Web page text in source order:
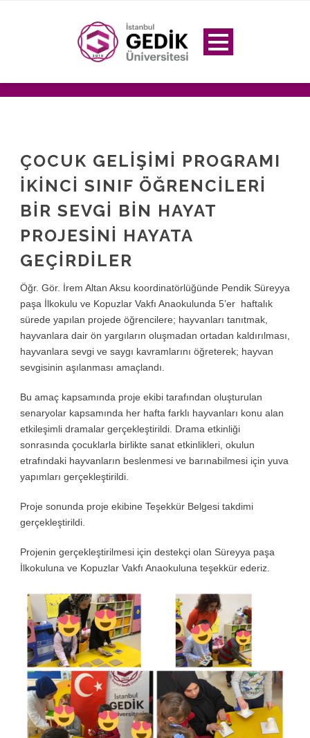
ÇOCUK GELIŞIMI PROGRAMI
IKINCI SINIF ÖĞRENCILERI
BIR SEVGI BIN HAYAT
PROJESINI HAYATA
GEÇIRDILER
Öğr. Gör. İrem Altan Aksu koordinatörlüğünde Pendik Süreyya
paşa İlkokulu ve Kopuzlar Vakfı Anaokulunda 5’er haftalık
sürede yapılan projede öğrencilere; hayvanları tanıtmak,
hayvanlara dair ön yargıların oluşmadan ortadan kaldırılması,
hayvanlara sevgi ve saygı kavramlarını öğreterek; hayvan
sevgisinin aşılanması amaçlandı.
Bu amaç kapsamında proje ekibi tarafından oluşturulan
senaryolar kapsamında her hafta farklı hayvanları konu alan
etkileşimli dramalar gerçekleştirildi. Drama etkinliği
sonrasında çocuklarla birlikte sanat etkinlikleri, okulun
etrafındaki hayvanların beslenmesi ve barınabilmesi için yuva
yapımları gerçekleştirildi.
Proje sonunda proje ekibine Teşekkür Belgesi takdimi
gerçekleştirildi.
Projenin gerçekleştirilmesi için destekçi olan Süreyya paşa
İlkokuluna ve Kopuzlar Vakfı Anaokuluna teşekkür ederiz.